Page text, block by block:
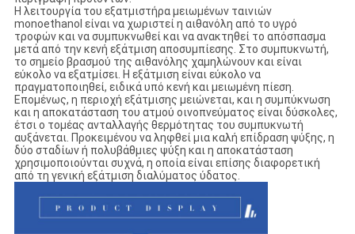
Η λειτουργία του εξατμιστήρα μειωμένων ταινιών
monoethanol είναι να χωριστεί η αιθανόλη από το υγρό
τροφών και να συμπυκνωθεί και να ανακτηθεί το απόσπασμα
μετά από την κενή εξάτμιση αποσυμπίεσης. Στο συμπυκνωτή,
το σημείο βρασμού της αιθανόλης χαμηλώνουν και είναι
εύκολο να εξατμίσει. Η εξάτμιση είναι εύκολο να
πραγματοποιηθεί, ειδικά υπό κενή και μειωμένη πίεση.
Επομένως, η περιοχή εξάτμισης μειώνεται, και η συμπύκνωση
και η αποκατάσταση του ατμού οινοπνεύματος είναι δύσκολες,
έτσι ο τομέας ανταλλαγής θερμότητας του συμπυκνωτή
αυξάνεται. Προκειμένου να ληφθεί μια καλή επίδραση ψύξης, η
δύο σταδίων ή πολυβάθμιες ψύξη και η αποκατάσταση
χρησιμοποιούνται συχνά, η οποία είναι επίσης διαφορετική
από τη γενική εξάτμιση διαλύματος ύδατος.